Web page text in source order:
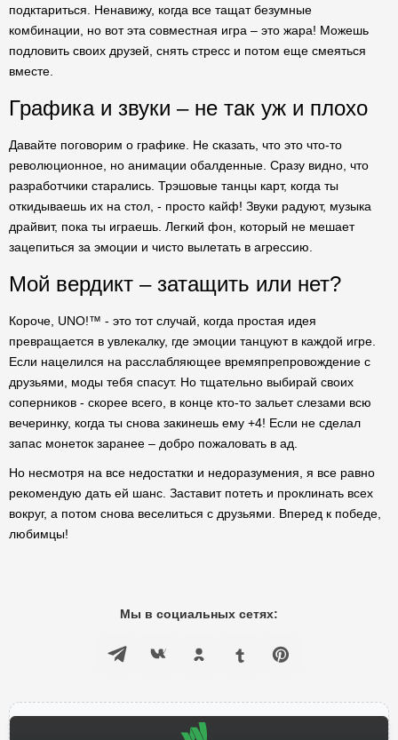
подктариться. Ненавижу, когда все тащат безумные
комбинации, но вот эта совместная игра – это жара! Можешь
подловить своих друзей, снять стресс и потом еще смеяться
вместе.
Графика и звуки – не так уж и плохо
Давайте поговорим о графике. Не сказать, что это что-то
революционное, но анимации обалденные. Сразу видно, что
разработчики старались. Трэшовые танцы карт, когда ты
откидываешь их на стол, - просто кайф! Звуки радуют, музыка
драйвит, пока ты играешь. Легкий фон, который не мешает
зацепиться за эмоции и чисто вылетать в агрессию.
Мой вердикт – затащить или нет?
Короче, UNO!™ - это тот случай, когда простая идея
превращается в увлекалку, где эмоции танцуют в каждой игре.
Если нацелился на расслабляющее времяпрепровождение с
друзьями, моды тебя спасут. Но тщательно выбирай своих
соперников - скорее всего, в конце кто-то зальет слезами всю
вечеринку, когда ты снова закинешь ему +4! Если не сделал
запас монеток заранее – добро пожаловать в ад.
Но несмотря на все недостатки и недоразумения, я все равно
рекомендую дать ей шанс. Заставит потеть и проклинать всех
вокруг, а потом снова веселиться с друзьями. Вперед к победе,
любимцы!
Мы в социальных сетях: